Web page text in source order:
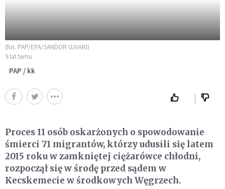
(fot. PAP/EPA/SANDOR UJVARI)
9 lat temu
PAP / kk
Proces 11 osób oskarżonych o spowodowanie
śmierci 71 migrantów, którzy udusili się latem
2015 roku w zamkniętej ciężarówce chłodni,
rozpoczął się w środę przed sądem w
Kecskemecie w środkowych Węgrzech.